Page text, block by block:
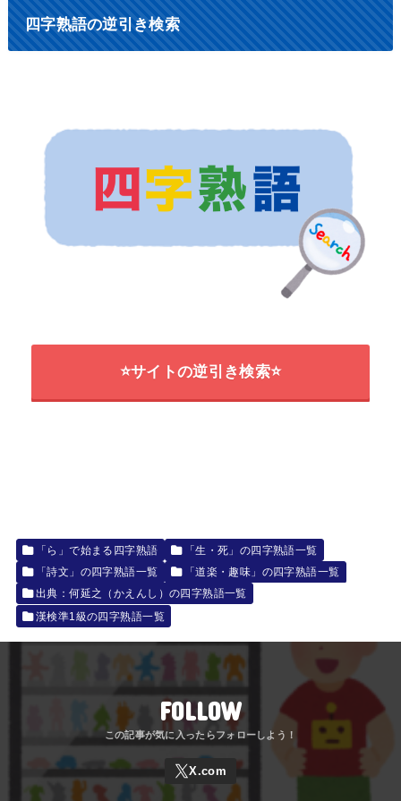
四字熟語の逆引き検索
⭐サイトの逆引き検索⭐
「ら」で始まる四字熟語
「生・死」の四字熟語一覧
「詩文」の四字熟語一覧
「道楽・趣味」の四字熟語一覧
出典：何延之（かえんし）の四字熟語一覧
漢検準1級の四字熟語一覧
FOLLOW